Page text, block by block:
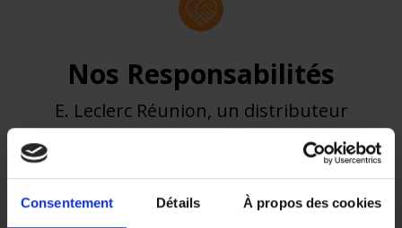
Consentement Détails À propos des cookies
Nos Responsabilités
E. Leclerc Réunion, un distributeur
responsable